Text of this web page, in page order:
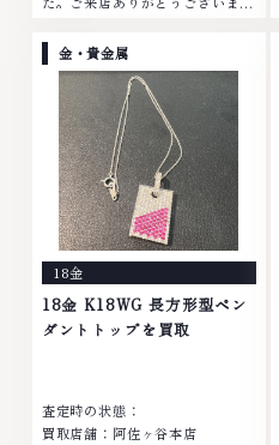
ラチナ ダイヤモンド ブランド品
ブランド衣類 お酒買取りのこと
なら、お任せくださいなかでも
金・プラチナ等のアクセサリー・
貴金属・宝石・ダイヤモンド・ジ
ュエリーや ブランド品・時計等
は特に自信を持って、高額査定を
実現しております。 古くて使わ
なくなってしまったアクセサリ
ー、動かなくなってしまった腕時
計、多くのお品物の高価買取りを
実現しており、他店ではお値段の
付かなかったお品物でも、一点一
～19:00定休日: 年中無休
金・貴金属
18金
18金 K18WG 長方形型ペン
ダントトップを買取
査定時の状態：
買取店舗：阿佐ヶ谷本店